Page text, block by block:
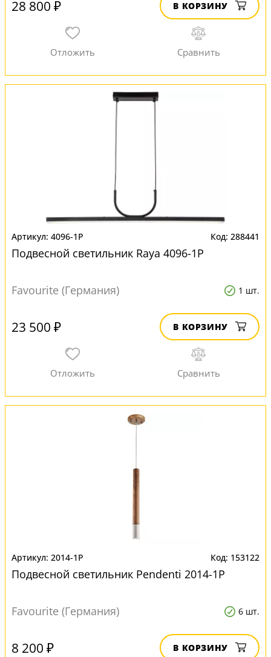
28 800 ₽ В КОРЗИНУ
4096-1P 288441
Подвесной светильник Raya 4096-1P
Favourite (Германия) 1 шт.
23 500 ₽ В КОРЗИНУ
2014-1P 153122
Подвесной светильник Pendenti 2014-1P
Favourite (Германия) 6 шт.
8 200 ₽ В КОРЗИНУ